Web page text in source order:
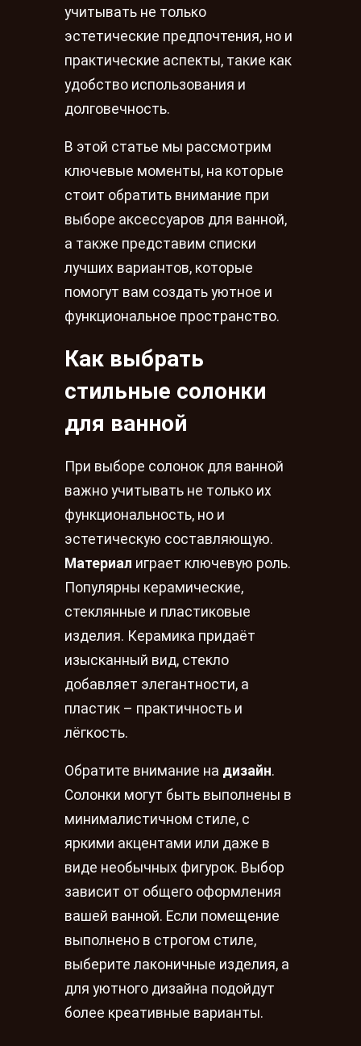
учитывать не только
эстетические предпочтения, но и
практические аспекты, такие как
удобство использования и
долговечность.
В этой статье мы рассмотрим
ключевые моменты, на которые
стоит обратить внимание при
выборе аксессуаров для ванной,
а также представим списки
лучших вариантов, которые
помогут вам создать уютное и
функциональное пространство.
Как выбрать
стильные солонки
для ванной
При выборе солонок для ванной
важно учитывать не только их
функциональность, но и
эстетическую составляющую.
Материал играет ключевую роль.
Популярны керамические,
стеклянные и пластиковые
изделия. Керамика придаёт
изысканный вид, стекло
добавляет элегантности, а
пластик – практичность и
лёгкость.
Обратите внимание на дизайн.
Солонки могут быть выполнены в
минималистичном стиле, с
яркими акцентами или даже в
виде необычных фигурок. Выбор
зависит от общего оформления
вашей ванной. Если помещение
выполнено в строгом стиле,
выберите лаконичные изделия, а
для уютного дизайна подойдут
более креативные варианты.